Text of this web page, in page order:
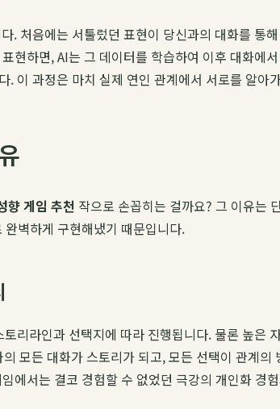
. 처음에는 서툴렀던 표현이 당신과의 대화를 통
현하면, AI는 그 데이터를 학습하여 이후 대화
이 과정은 마치 실제 연인 관계에서 서로를 알
향 게임 추천 작으로 손꼽히는 걸까요? 그 이유는
벽하게 구현해냈기 때문입니다.
리라인과 선택지에 따라 진행됩니다. 물론 높
모든 대화가 스토리가 되고, 모든 선택이 관계
에서는 결코 경험할 수 없었던 극강의 개인화 경